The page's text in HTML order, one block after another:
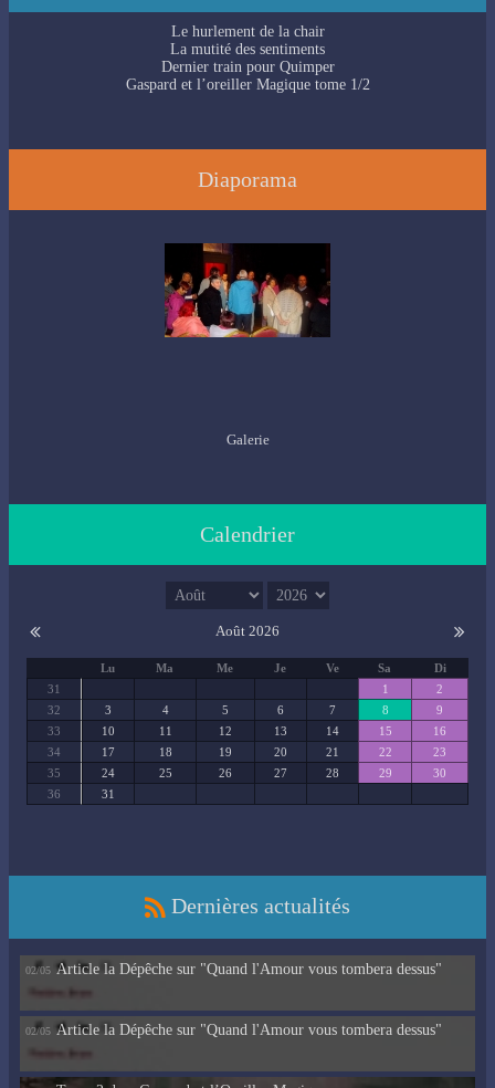
Le hurlement de la chair
La mutité des sentiments
Dernier train pour Quimper
Gaspard et l’oreiller Magique tome 1/2
Diaporama
Galerie
Calendrier
Août 2026
Lu Ma Me Je Ve Sa
Di
31
1
2
32
3 4 5 6 7 8
9
33
10 11 12 13 14 15
16
34
17 18 19 20 21 22
23
35
24 25 26 27 28 29
30
36
31
Dernières actualités
02/05 Article la Dépêche sur "Quand l'Amour vous tombera dessus"
02/05 Article la Dépêche sur "Quand l'Amour vous tombera dessus"